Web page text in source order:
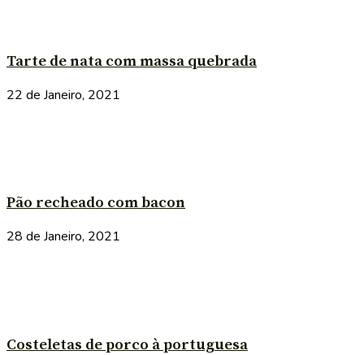
Tarte de nata com massa quebrada
22 de Janeiro, 2021
Pão recheado com bacon
28 de Janeiro, 2021
Costeletas de porco à portuguesa